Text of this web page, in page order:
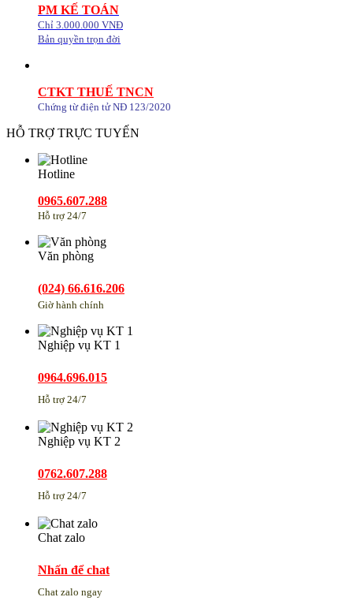
PM KẾ TOÁN
Chỉ 3.000.000 VNĐ
Bản quyền trọn đời
CTKT THUẾ TNCN
Chứng từ điện tử NĐ 123/2020
HỖ TRỢ TRỰC TUYẾN
Hotline
0965.607.288
Hỗ trợ 24/7
Văn phòng
(024) 66.616.206
Giờ hành chính
Nghiệp vụ KT 1
0964.696.015
Hỗ trợ 24/7
Nghiệp vụ KT 2
0762.607.288
Hỗ trợ 24/7
Chat zalo
Nhấn để chat
Chat zalo ngay